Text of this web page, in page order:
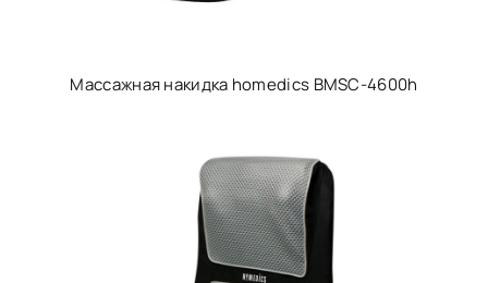
Массажная накидка homedics BMSC-4600h